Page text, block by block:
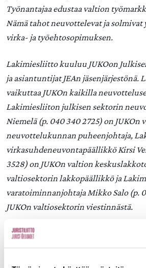
Työnantajaa edustaa valtion
Nämä tahot neuvottelevat ja solmivat
virka- ja työehtosopimuksen.
Lakimiesliitto kuuluu JUKOon
ja asiantuntijat JEAn jäsenjärjestönä.
vaikuttaa JUKOn kaikilla
Lakimiesliiton julkisen sektorin
Niemelä (p. 040 340 2725) on JUKOn
neuvottelukunnan puheenjohtaja,
virkasuhdeneuvontapäällikkö Kirsi
3528) on JUKOn valtion
valtiosektorin lakkopäällikkö ja
varatoiminnanjohtaja Mikko Salo (p.
JUKOn valtiosektorin viestinnästä.